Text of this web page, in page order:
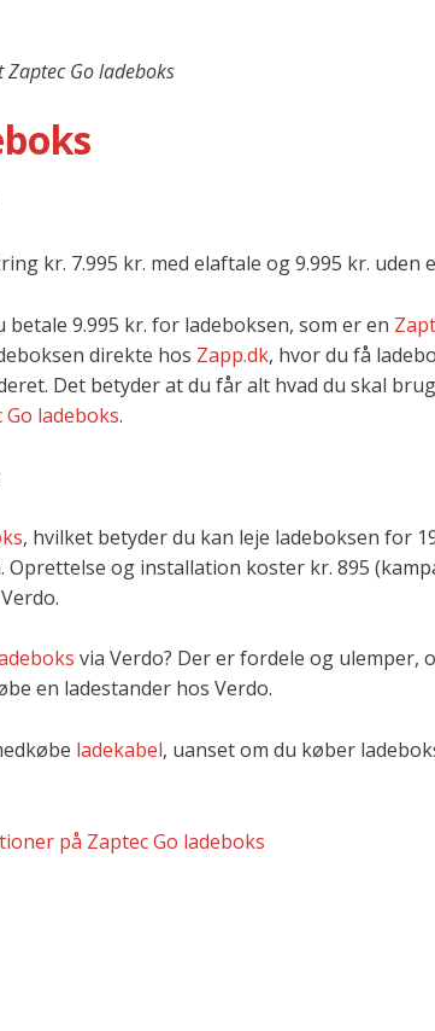
Zaptec Go ladeboks
kr. 7.995 kr. med elaftale og 9.995 kr. uden
9.995 kr. for ladeboksen, som er en
direkte hos Zapp.dk, hvor du få
Det betyder at du får alt hvad du skal
Go ladeboks.
, hvilket betyder du kan leje ladeboksen for
og installation koster kr. 895
via Verdo? Der er fordele og ulemper,
en ladestander hos Verdo.
ladekabel, uanset om du køber
på Zaptec Go ladeboks